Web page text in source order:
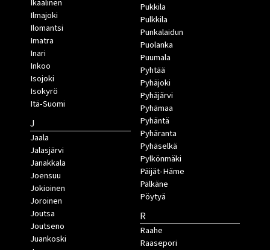
Ikaalinen
Ilmajoki
Ilomantsi
Imatra
Inari
Inkoo
Isojoki
Isokyrö
Itä-Suomi
J
Jaala
Jalasjärvi
Janakkala
Joensuu
Jokioinen
Joroinen
Joutsa
Joutseno
Juankoski
Pukkila
Pulkkila
Punkalaidun
Puolanka
Puumala
Pyhtää
Pyhäjoki
Pyhäjärvi
Pyhämaa
Pyhäntä
Pyhäranta
Pyhäselkä
Pylkönmäki
Päijät-Häme
Pälkäne
Pöytyä
R
Raahe
Raasepori